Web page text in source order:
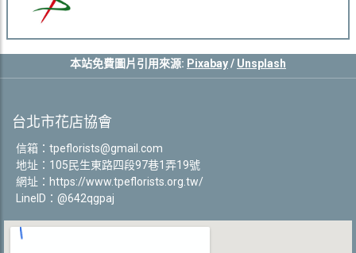
本站免費圖片引用來源: Pixabay/ Unsplash
台北市花店協會
信箱： tpeflorists@gmail.com
地址：105民生東路四段97巷1弄19號
網址： https://www.tpeflorists.org.tw/
LineID：@642qgpaj